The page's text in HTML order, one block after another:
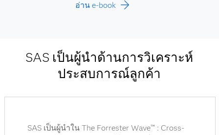
อ่าน e-book
SAS เป็นผู้นำด้านการวิเคราะห์
ประสบการณ์ลูกค้า
SAS เป็นผู้นำใน The Forrester Wave™ : Cross-